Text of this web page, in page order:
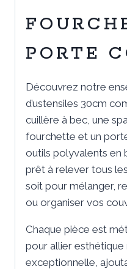
PORTE
Découvrez notre
d’ustensiles 30cm
cuillère à bec, une
fourchette et un
outils polyvalents en
prêt à relever tous
soit pour mélanger,
ou organiser vos
Chaque pièce est
pour allier
exceptionnelle,